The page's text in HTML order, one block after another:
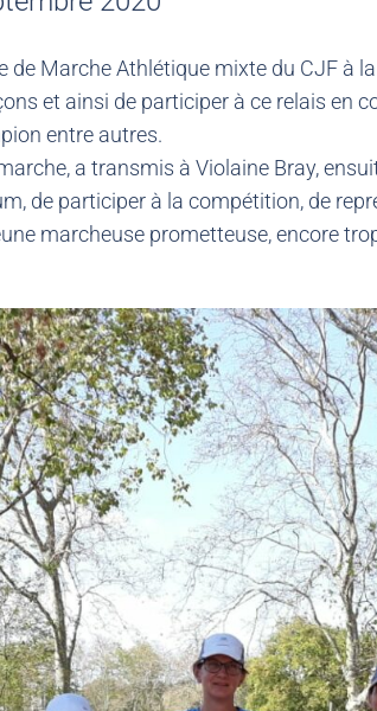
de Marche Athlétique mixte du CJF à
et ainsi de participer à ce relais
entre autres.
a transmis à Violaine Bray,
de participer à la compétition, de
marcheuse prometteuse, encore